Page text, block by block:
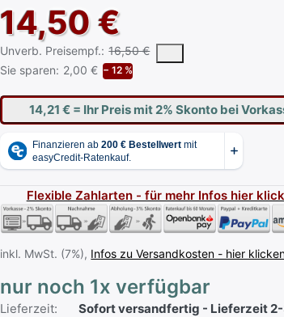
14,50 €
Unverb. Preisempf.: 16,50 €
Die UVP ist der vorgeschlagene oder empfohlene
Sie sparen: 2,00 € − 12 %
14,21 € = Ihr Preis mit 2% Skonto bei
Flexible Zahlarten - für mehr Infos hier
inkl. MwSt. (7%), Infos zu Versandkosten - hier
nur noch 1x verfügbar
Lieferzeit: Sofort versandfertig - Lieferzeit